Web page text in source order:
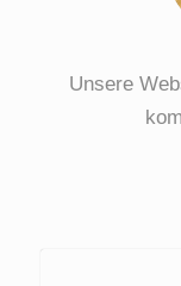
Unsere